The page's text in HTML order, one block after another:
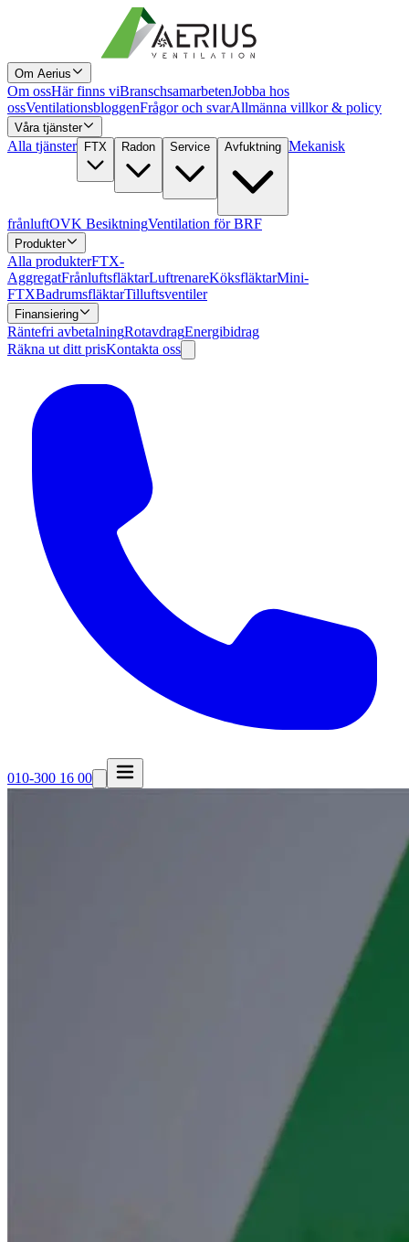
Om Aerius
Om ossHär finns viBranschsamarbetenJobba hos
ossVentilationsbloggenFrågor och svarAllmänna villkor & policy
Våra tjänster
Alla tjänster FTX Radon Service Avfuktning Mekanisk
frånluftOVK BesiktningVentilation för BRF
Produkter
Alla produkterFTX-
AggregatFrånluftsfläktarLuftrenareKöksfläktarMini-
FTXBadrumsfläktarTilluftsventiler
Finansiering
Räntefri avbetalningRotavdragEnergibidrag
Räkna ut ditt prisKontakta oss
010-300 16 00